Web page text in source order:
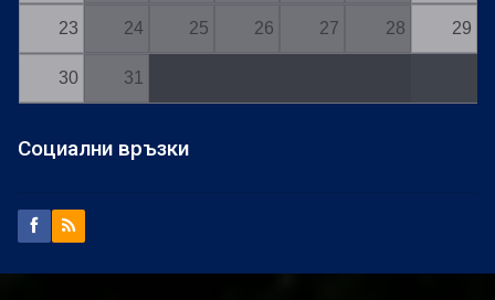
23 24 25 26 27 28 29
30 31
Социални връзки